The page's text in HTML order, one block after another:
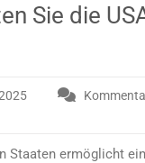
Sie die
Staaten ermöglicht